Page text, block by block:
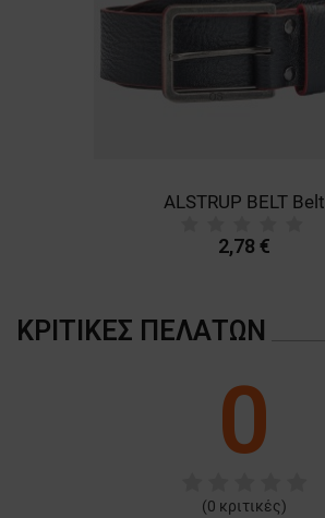
ALSTRUP BELT Belt
2,78 €
ΚΡΙΤΙΚΈΣ ΠΕΛΑΤΏΝ
0
(0 κριτικές)